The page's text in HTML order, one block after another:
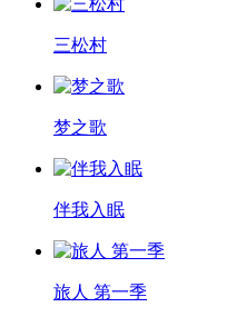
三松村
梦之歌
伴我入眠
旅人 第一季